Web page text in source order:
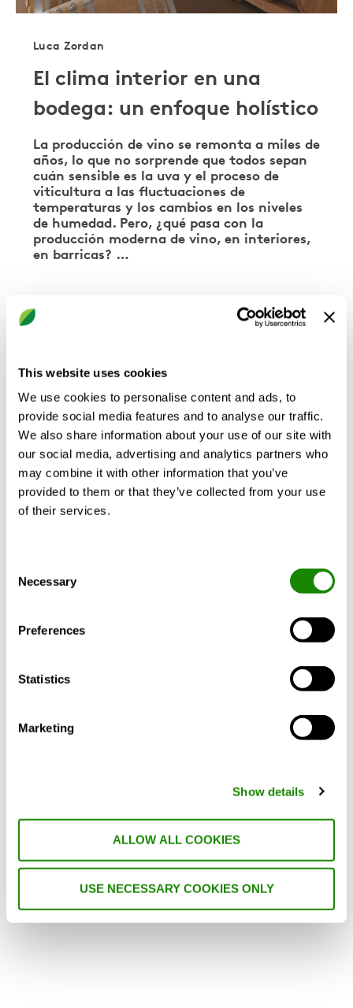
This website uses cookies
We use cookies to personalise content and ads, to
provide social media features and to analyse our traffic.
We also share information about your use of our site with
our social media, advertising and analytics partners who
may combine it with other information that you’ve
provided to them or that they’ve collected from your use
of their services.
Selection
Necessary
Preferences
Statistics
Marketing
Show details
ALLOW ALL COOKIES
USE NECESSARY COOKIES ONLY
Luca Zordan
El clima interior en una
bodega: un enfoque holístico
La producción de vino se remonta a miles de
años, lo que no sorprende que todos sepan
cuán sensible es la uva y el proceso de
viticultura a las fluctuaciones de
temperaturas y los cambios en los niveles
de humedad. Pero, ¿qué pasa con la
producción moderna de vino, en interiores,
en barricas? …
de calentamiento: lo que
hay que saber sobre el TEWI
La calefacción y la refrigeración de los
tercio del consumo total de energía de la
Unión Europea, y casi tres cuartas partes de